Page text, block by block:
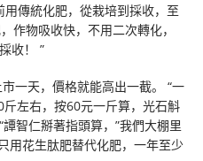
傳統化肥，從栽培到採收，至
作物吸收快，不用二次轉化，
收！ ”
一天，價格就能高出一截。 “一
左右，按60元一斤算，光石斛
智仁掰著指頭算，”我們大棚里
用花生肽肥替代化肥，一年至少